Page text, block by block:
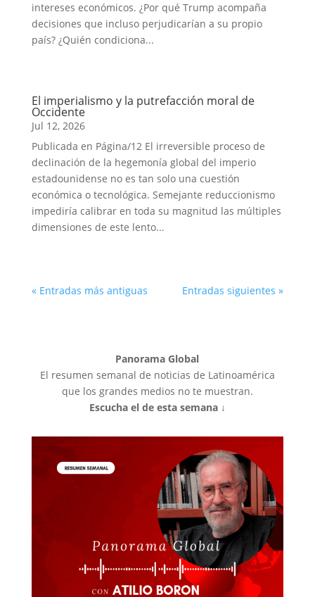
intereses económicos. ¿Por qué Trump acompaña
decisiones que incluso perjudicarían a su propio
país? ¿Quién condiciona...
El imperialismo y la putrefacción moral de
Occidente
Jul 12, 2026
Publicada en Página/12 El irreversible proceso de
declinación de la hegemonía global del imperio
estadounidense no es tan solo una cuestión
económica o tecnológica. Semejante reduccionismo
impediría calibrar en toda su magnitud las múltiples
dimensiones de este lento...
« Entradas más antiguas Entradas siguientes »
Panorama Global
El resumen semanal de noticias de Latinoamérica
que los grandes medios no te muestran.
Escucha el de esta semana ↓